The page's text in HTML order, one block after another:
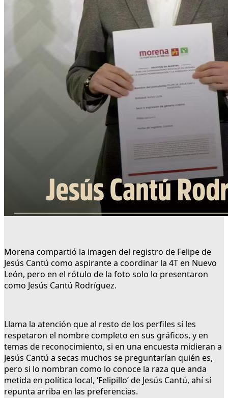
Morena compartió la imagen del registro de Felipe de
Jesús Cantú como aspirante a coordinar la 4T en Nuevo
León, pero en el rótulo de la foto solo lo presentaron
como Jesús Cantú Rodríguez.
Llama la atención que al resto de los perfiles sí les
respetaron el nombre completo en sus gráficos, y en
temas de reconocimiento, si en una encuesta midieran a
Jesús Cantú a secas muchos se preguntarían quién es,
pero si lo nombran como lo conoce la raza que anda
metida en política local, ‘Felipillo’ de Jesús Cantú, ahí sí
repunta arriba en las preferencias.